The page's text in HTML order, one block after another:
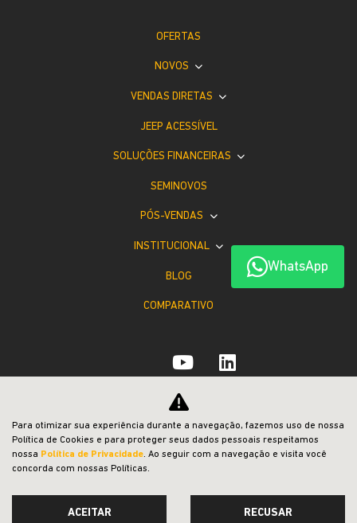
WhatsApp
OFERTAS
NOVOS
VENDAS DIRETAS
JEEP ACESSÍVEL
SOLUÇÕES FINANCEIRAS
SEMINOVOS
PÓS-VENDAS
INSTITUCIONAL
BLOG
COMPARATIVO
Desacelere. Seu bem maior é a vida.
Para otimizar sua experiência durante a navegação, fazemos uso de nossa
Política de Cookies e para proteger seus dados pessoais respeitamos
nossa Política de Privacidade. Ao seguir com a navegação e visita você
concorda com nossas Políticas.
ACEITAR RECUSAR